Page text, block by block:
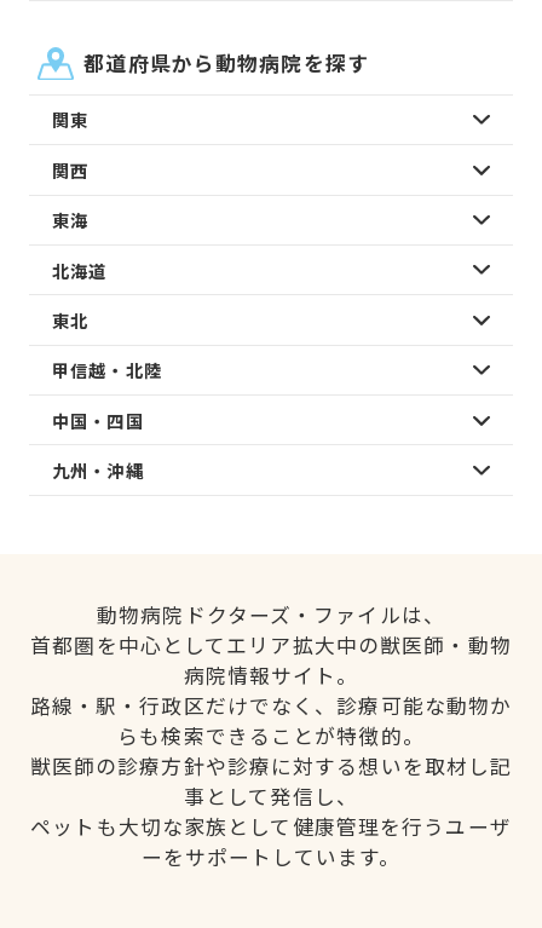
都道府県から動物病院を探す
関東
関西
東海
北海道
東北
甲信越・北陸
中国・四国
九州・沖縄
動物病院ドクターズ・ファイルは、
首都圏を中心としてエリア拡大中の獣医師・動物
病院情報サイト。
路線・駅・行政区だけでなく、診療可能な動物か
らも検索できることが特徴的。
獣医師の診療方針や診療に対する想いを取材し記
事として発信し、
ペットも大切な家族として健康管理を行うユーザ
ーをサポートしています。